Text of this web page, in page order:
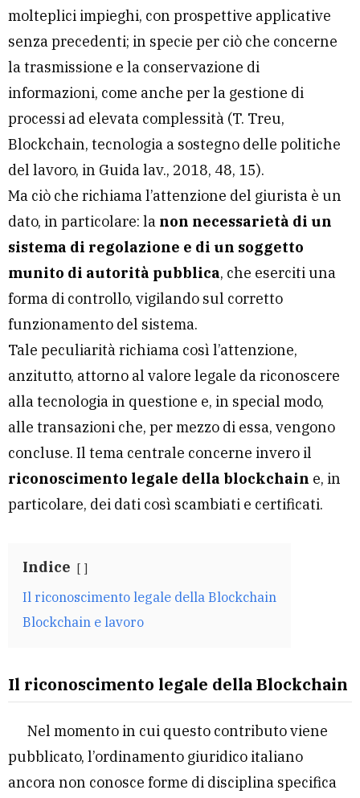
molteplici impieghi, con prospettive applicative
senza precedenti; in specie per ciò che concerne
la trasmissione e la conservazione di
informazioni, come anche per la gestione di
processi ad elevata complessità (T. Treu,
Blockchain, tecnologia a sostegno delle politiche
del lavoro, in Guida lav., 2018, 48, 15).
Ma ciò che richiama l’attenzione del giurista è un
dato, in particolare: la non necessarietà di un
sistema di regolazione e di un soggetto
munito di autorità pubblica, che eserciti una
forma di controllo, vigilando sul corretto
funzionamento del sistema.
Tale peculiarità richiama così l’attenzione,
anzitutto, attorno al valore legale da riconoscere
alla tecnologia in questione e, in special modo,
alle transazioni che, per mezzo di essa, vengono
concluse. Il tema centrale concerne invero il
riconoscimento legale della blockchain e, in
particolare, dei dati così scambiati e certificati.
Indice
Il riconoscimento legale della Blockchain
Blockchain e lavoro
Il riconoscimento legale della Blockchain
Nel momento in cui questo contributo viene
pubblicato, l’ordinamento giuridico italiano
ancora non conosce forme di disciplina specifica